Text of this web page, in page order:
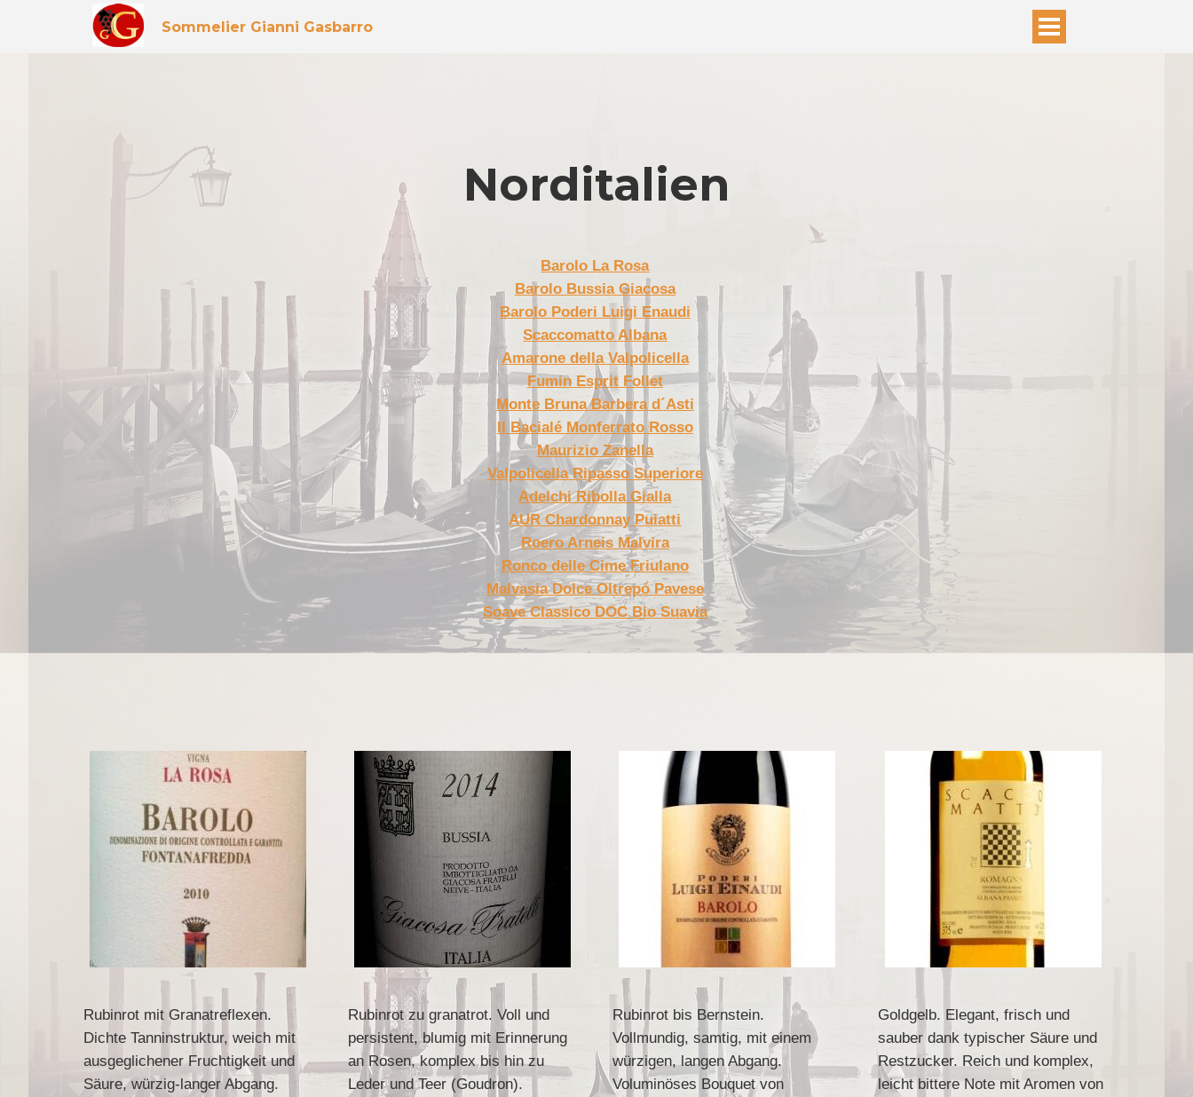
Sommelier Gianni Gasbarro
Norditalien
Barolo La Rosa
Barolo Bussia Giacosa
Barolo Poderi Luigi Enaudi
Scaccomatto Albana
Amarone della Valpolicella
Fumin Esprit Follet
Monte Bruna Barbera d´Asti
Il Bacialé Monferrato Rosso
Maurizio Zanella
Valpolicella Ripasso Superiore
Adelchi Ribolla Gialla
AUR Chardonnay Puiatti
Roero Arneis Malvira
Ronco delle Cime Friulano
Malvasia Dolce Oltrepó Pavese
Soave Classico DOC Bio Suavia
Rubinrot mit Granatreflexen.
Dichte Tanninstruktur, weich mit
ausgeglichener Fruchtigkeit und
Säure, würzig-langer Abgang.
Rubinrot zu granatrot. Voll und
persistent, blumig mit Erinnerung
an Rosen, komplex bis hin zu
Leder und Teer (Goudron).
Rubinrot bis Bernstein.
Vollmundig, samtig, mit einem
würzigen, langen Abgang.
Voluminöses Bouquet von
Goldgelb. Elegant, frisch und
sauber dank typischer Säure und
Restzucker. Reich und komplex,
leicht bittere Note mit Aromen von